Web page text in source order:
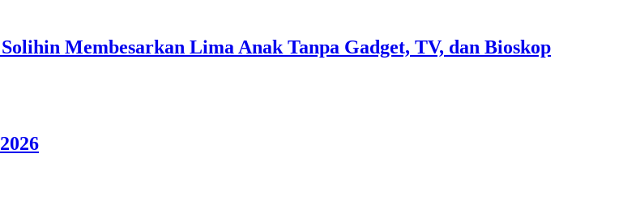
Membesarkan Lima Anak Tanpa Gadget, TV, dan Bioskop